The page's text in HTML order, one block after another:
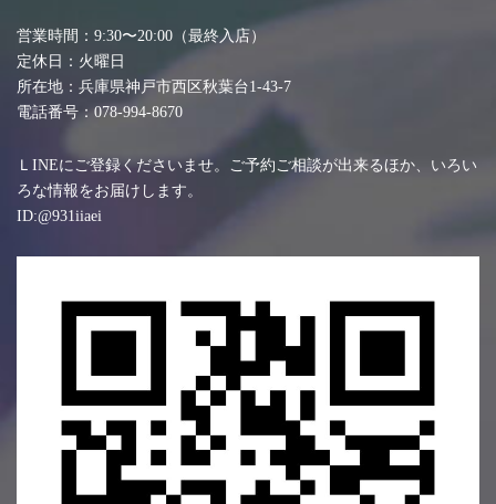
営業時間：9:30〜20:00（最終入店）
定休日：火曜日
所在地：兵庫県神戸市西区秋葉台1-43-7
電話番号：078-994-8670
ＬINEにご登録くださいませ。ご予約ご相談が出来るほか、いろい
ろな情報をお届けします。
ID:@931iiaei